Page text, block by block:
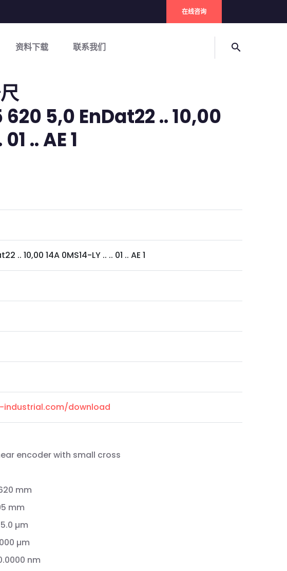
在线咨询
资料下载 联系我们 search
620 5,0 EnDat22 .. 10,00
.. AE 1
.. 10,00 14A 0MS14-LY .. .. 01 .. AE 1
industrial.com/download
encoder with small cross
mm
mm
µm
µm
nm